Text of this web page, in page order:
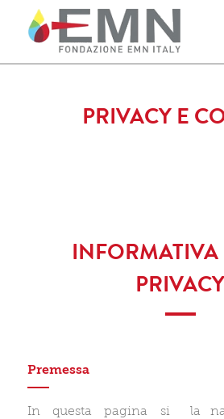
PRIVACY E
INFORMATIVA
PRIVACY
Premessa
In questa pagina si
la